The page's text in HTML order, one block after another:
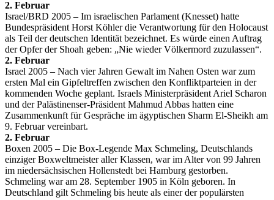
2. Februar
Israel/BRD 2005 – Im israelischen Parlament (Knesset) hatte
Bundespräsident Horst Köhler die Verantwortung für den Holocaust
als Teil der deutschen Identität bezeichnet. Es würde einen Auftrag
der Opfer der Shoah geben: „Nie wieder Völkermord zuzulassen“.
2. Februar
Israel 2005 – Nach vier Jahren Gewalt im Nahen Osten war zum
ersten Mal ein Gipfeltreffen zwischen den Konfliktparteien in der
kommenden Woche geplant. Israels Ministerpräsident Ariel Scharon
und der Palästinenser-Präsident Mahmud Abbas hatten eine
Zusammenkunft für Gespräche im ägyptischen Sharm El-Sheikh am
9. Februar vereinbart.
2. Februar
Boxen 2005 – Die Box-Legende Max Schmeling, Deutschlands
einziger Boxweltmeister aller Klassen, war im Alter von 99 Jahren
im niedersächsischen Hollenstedt bei Hamburg gestorben.
Schmeling war am 28. September 1905 in Köln geboren. In
Deutschland gilt Schmeling bis heute als einer der populärsten